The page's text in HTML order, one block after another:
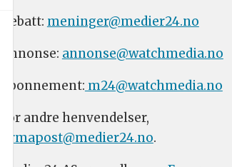
Debatt: meninger@medier24.no
Annonse: annonse@watchmedia.no
Abonnement: m24@watchmedia.no
For andre henvendelser,
firmapost@medier24.no.